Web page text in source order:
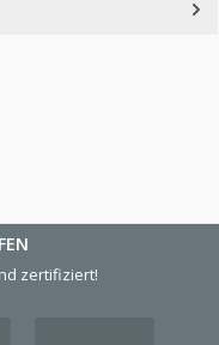
zertifiziert!